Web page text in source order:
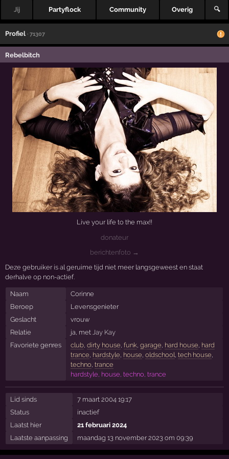
Jij Partyflock Community Overig 🔍
Profiel · 71307
Rebelbitch
Live your life to the max!!
donateur
berichtenfoto →
Deze gebruiker is al geruime tijd niet meer langsgeweest en staat
derhalve op non-actief.
Naam
Corinne
Beroep
Levensgenieter
Geslacht
vrouw
Relatie
ja, met Jay Kay
Favoriete genres
club, dirty house, funk, garage, hard house, hard
trance, hardstyle, house, oldschool, tech house,
techno, trance
hardstyle, house, techno, trance
Lid sinds
7 maart 2004 19:17
Status
inactief
Laatst hier
21 februari 2024
Laatste aanpassing
maandag 13 november 2023 om 09:39